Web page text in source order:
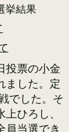
挙結果
投票の小金
ました。定
でした。そ
ひろし、
員当選でき